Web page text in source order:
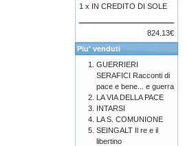
1 x IN CREDITO DI SOLE
824.13€
Piu' venduti
GUERRIERI
SERAFICI Racconti di
pace e bene... e guerra
LA VIA DELLA PACE
INTARSI
LA S. COMUNIONE
SEINGALT Il re e il
libertino